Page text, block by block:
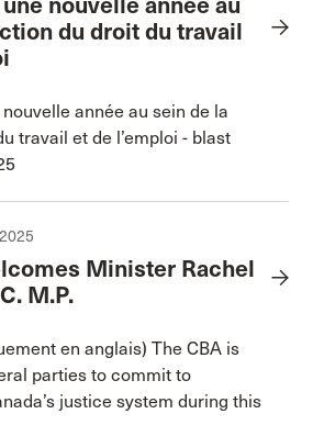
du droit du travail
année au sein de la
travail et de l’emploi - blast
Minister Rachel
M.P.
en anglais) The CBA is
parties to commit to
justice system during this